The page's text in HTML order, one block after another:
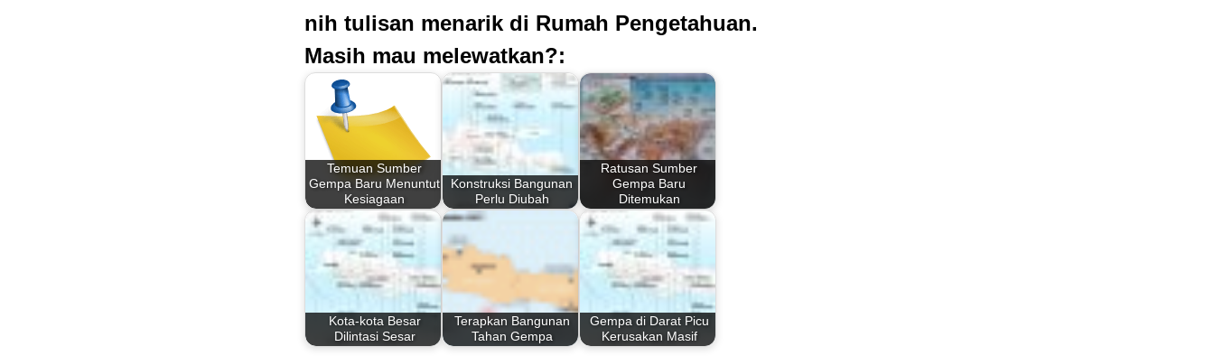
nih tulisan menarik di Rumah Pengetahuan.
Masih mau melewatkan?:
Temuan Sumber
Gempa Baru Menuntut
Kesiagaan
Konstruksi Bangunan
Perlu Diubah
Ratusan Sumber
Gempa Baru
Ditemukan
Kota-kota Besar
Dilintasi Sesar
Terapkan Bangunan
Tahan Gempa
Gempa di Darat Picu
Kerusakan Masif